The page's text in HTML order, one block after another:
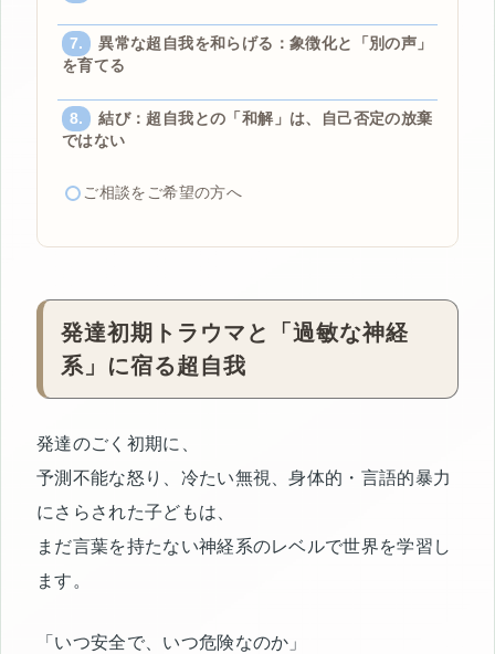
異常な超自我を和らげる：象徴化と「別の声」
を育てる
結び：超自我との「和解」は、自己否定の放棄
ではない
ご相談をご希望の方へ
発達初期トラウマと「過敏な神経
系」に宿る超自我
発達のごく初期に、
予測不能な怒り、冷たい無視、身体的・言語的暴力
にさらされた子どもは、
まだ言葉を持たない神経系のレベルで世界を学習し
ます。
「いつ安全で、いつ危険なのか」